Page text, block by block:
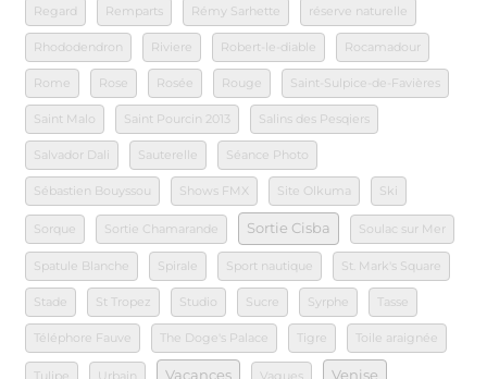
Regard Remparts Rémy Sarhette réserve naturelle
Rhododendron Riviere Robert-le-diable Rocamadour
Rome Rose Rosée Rouge Saint-Sulpice-de-Favières
Saint Malo Saint Pourcin 2013 Salins des Pesqiers
Salvador Dali Sauterelle Séance Photo
Sébastien Bouyssou Shows FMX Site Olkuma Ski
Sorque Sortie Chamarande Sortie Cisba Soulac sur Mer
Spatule Blanche Spirale Sport nautique St. Mark's Square
Stade St Tropez Studio Sucre Syrphe Tasse
Téléphore Fauve The Doge's Palace Tigre Toile araignée
Tulipe Urbain Vacances Vagues Venise